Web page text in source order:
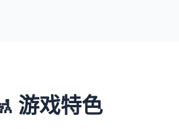
游戏特色